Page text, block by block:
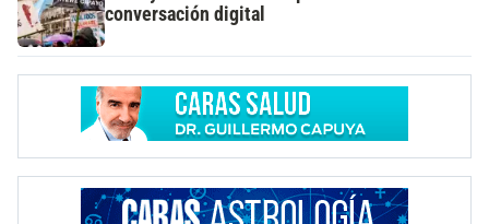
conversación digital